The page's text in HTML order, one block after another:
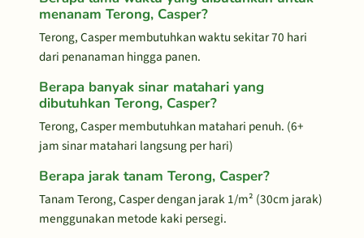
menanam Terong, Casper?
Terong, Casper membutuhkan waktu sekitar 70 hari
dari penanaman hingga panen.
Berapa banyak sinar matahari yang
dibutuhkan Terong, Casper?
Terong, Casper membutuhkan matahari penuh. (6+
jam sinar matahari langsung per hari)
Berapa jarak tanam Terong, Casper?
Tanam Terong, Casper dengan jarak 1/m² (30cm jarak)
menggunakan metode kaki persegi.